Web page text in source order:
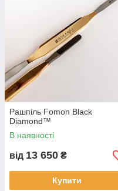
Рашпіль Fomon Black
Diamond™
В наявності
від 13 650 ₴
Купити